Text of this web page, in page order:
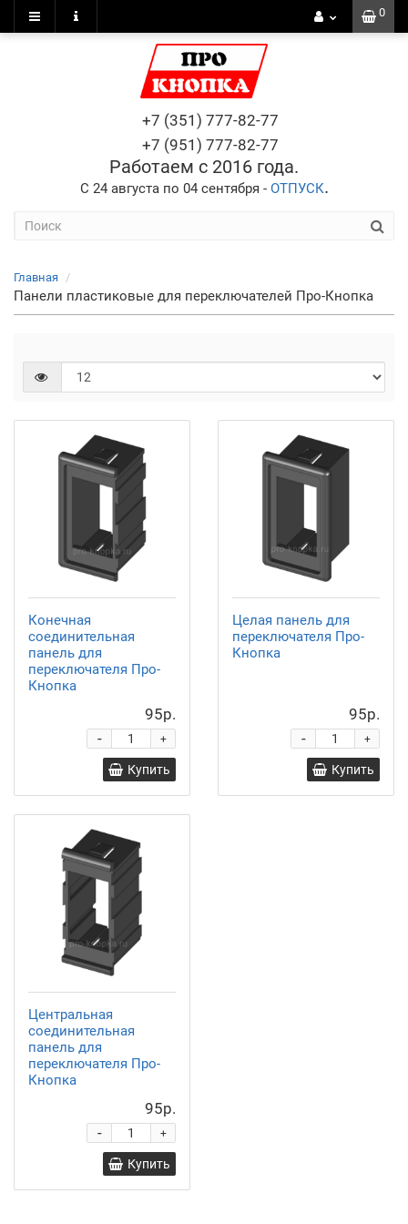
0
+7 (351) 777-82-77
+7 (951) 777-82-77
Работаем с 2016 года.
С 24 августа по 04 сентября - ОТПУСК.
Главная
Панели пластиковые для переключателей Про-Кнопка
Конечная
соединительная
панель для
переключателя Про-
Кнопка
95р.
+
-
Купить
Целая панель для
переключателя Про-
Кнопка
95р.
+
-
Купить
Центральная
соединительная
панель для
переключателя Про-
Кнопка
95р.
+
-
Купить